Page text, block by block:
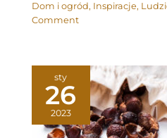
Dom i ogród, Inspiracje,
Comment
sty
26
2023